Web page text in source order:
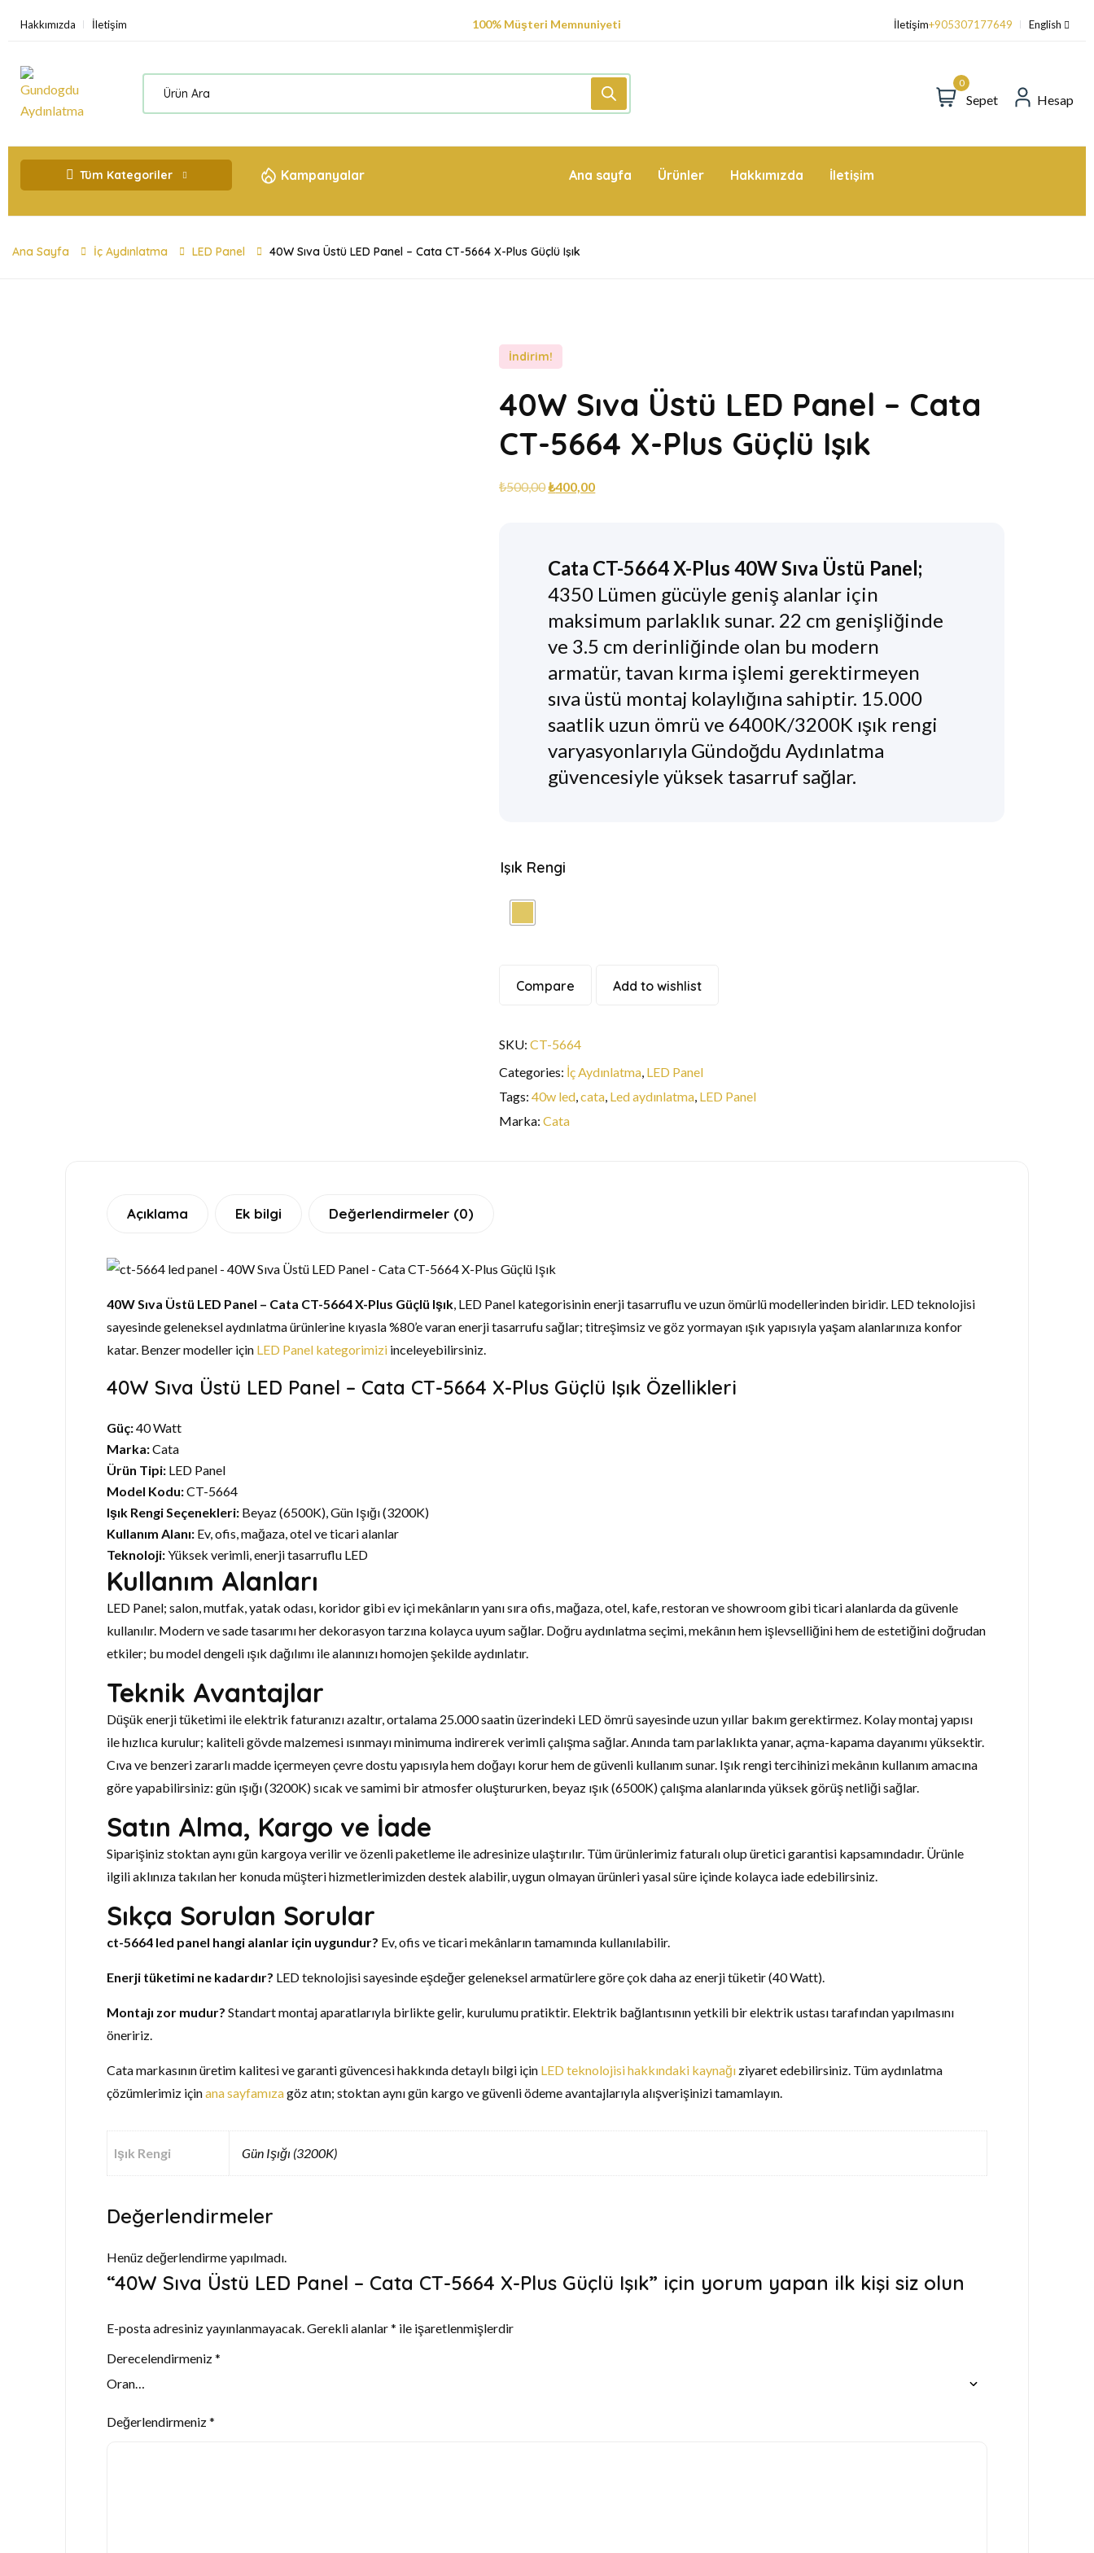
Hakkımızda İletişim 100% Müşteri Memnuniyeti Süper Değerli Fırsatlar - Kuponlarla daha fazla tasarruf edin
İletişim+905307177649 English
0
Sepet Hesap
Tüm Kategoriler Kampanyalar Ana sayfa Ürünler Hakkımızda İletişim
Ana Sayfa İç Aydınlatma LED Panel 40W Sıva Üstü LED Panel – Cata CT-5664 X-Plus Güçlü Işık
İndirim!
40W Sıva Üstü LED Panel – Cata
CT-5664 X-Plus Güçlü Işık
₺500,00₺400,00
Cata CT-5664 X-Plus 40W Sıva Üstü Panel;
4350 Lümen gücüyle geniş alanlar için
maksimum parlaklık sunar. 22 cm genişliğinde
ve 3.5 cm derinliğinde olan bu modern
armatür, tavan kırma işlemi gerektirmeyen
sıva üstü montaj kolaylığına sahiptir. 15.000
saatlik uzun ömrü ve 6400K/3200K ışık rengi
varyasyonlarıyla Gündoğdu Aydınlatma
güvencesiyle yüksek tasarruf sağlar.
Işık Rengi
Compare Add to wishlist
SKU:CT-5664
Categories: İç Aydınlatma, LED Panel
Tags:40w led,cata, Led aydınlatma, LED Panel
Marka:Cata
Açıklama Ek bilgi Değerlendirmeler (0)
40W Sıva Üstü LED Panel – Cata CT-5664 X-Plus Güçlü Işık, LED Panel kategorisinin enerji tasarruflu ve uzun ömürlü modellerinden biridir. LED teknolojisi
sayesinde geleneksel aydınlatma ürünlerine kıyasla %80’e varan enerji tasarrufu sağlar; titreşimsiz ve göz yormayan ışık yapısıyla yaşam alanlarınıza konfor
katar. Benzer modeller için LED Panel kategorimizi inceleyebilirsiniz.
40W Sıva Üstü LED Panel – Cata CT-5664 X-Plus Güçlü Işık Özellikleri
Güç:40 Watt
Marka:Cata
Ürün Tipi: LED Panel
Model Kodu:CT-5664
Işık Rengi Seçenekleri: Beyaz (6500K), Gün Işığı (3200K)
Kullanım Alanı: Ev, ofis, mağaza, otel ve ticari alanlar
Teknoloji:Yüksek verimli, enerji tasarruflu LED
Kullanım Alanları
LED Panel; salon, mutfak, yatak odası, koridor gibi ev içi mekânların yanı sıra ofis, mağaza, otel, kafe, restoran ve showroom gibi ticari alanlarda da güvenle
kullanılır. Modern ve sade tasarımı her dekorasyon tarzına kolayca uyum sağlar. Doğru aydınlatma seçimi, mekânın hem işlevselliğini hem de estetiğini doğrudan
etkiler; bu model dengeli ışık dağılımı ile alanınızı homojen şekilde aydınlatır.
Teknik Avantajlar
Düşük enerji tüketimi ile elektrik faturanızı azaltır, ortalama 25.000 saatin üzerindeki LED ömrü sayesinde uzun yıllar bakım gerektirmez. Kolay montaj yapısı
ile hızlıca kurulur; kaliteli gövde malzemesi ısınmayı minimuma indirerek verimli çalışma sağlar. Anında tam parlaklıkta yanar, açma-kapama dayanımı yüksektir.
Cıva ve benzeri zararlı madde içermeyen çevre dostu yapısıyla hem doğayı korur hem de güvenli kullanım sunar. Işık rengi tercihinizi mekânın kullanım amacına
göre yapabilirsiniz: gün ışığı (3200K) sıcak ve samimi bir atmosfer oluştururken, beyaz ışık (6500K) çalışma alanlarında yüksek görüş netliği sağlar.
Satın Alma, Kargo ve İade
Siparişiniz stoktan aynı gün kargoya verilir ve özenli paketleme ile adresinize ulaştırılır. Tüm ürünlerimiz faturalı olup üretici garantisi kapsamındadır. Ürünle
ilgili aklınıza takılan her konuda müşteri hizmetlerimizden destek alabilir, uygun olmayan ürünleri yasal süre içinde kolayca iade edebilirsiniz.
Sıkça Sorulan Sorular
ct-5664 led panel hangi alanlar için uygundur? Ev, ofis ve ticari mekânların tamamında kullanılabilir.
Enerji tüketimi ne kadardır? LED teknolojisi sayesinde eşdeğer geleneksel armatürlere göre çok daha az enerji tüketir (40 Watt).
Montajı zor mudur? Standart montaj aparatlarıyla birlikte gelir, kurulumu pratiktir. Elektrik bağlantısının yetkili bir elektrik ustası tarafından yapılmasını
öneririz.
Cata markasının üretim kalitesi ve garanti güvencesi hakkında detaylı bilgi için LED teknolojisi hakkındaki kaynağı ziyaret edebilirsiniz. Tüm aydınlatma
çözümlerimiz içinana sayfamızagöz atın; stoktan aynı gün kargo ve güvenli ödeme avantajlarıyla alışverişinizi tamamlayın.
Işık Rengi Gün Işığı (3200K)
Değerlendirmeler
Henüz değerlendirme yapılmadı.
“40W Sıva Üstü LED Panel – Cata CT-5664 X-Plus Güçlü Işık” için yorum yapan ilk kişi siz olun
E-posta adresiniz yayınlanmayacak.Gerekli alanlar* ile işaretlenmişlerdir
Derecelendirmeniz*
Değerlendirmeniz*